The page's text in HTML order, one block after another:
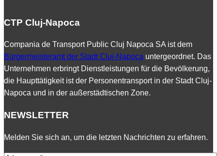
CTP Cluj-Napoca
Compania de Transport Public Cluj Napoca SA ist dem
Bürgermeisteramt der Stadt Cluj-Napoca untergeordnet. Das
Unternehmen erbringt Dienstleistungen für die Bevölkerung,
die Haupttätigkeit ist der Personentransport in der Stadt Cluj-
Napoca und in der außerstädtischen Zone.
NEWSLETTER
Melden Sie sich an, um die letzten Nachrichten zu erfahren.